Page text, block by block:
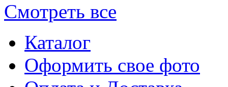
Смотреть все
Каталог
Оформить свое фото